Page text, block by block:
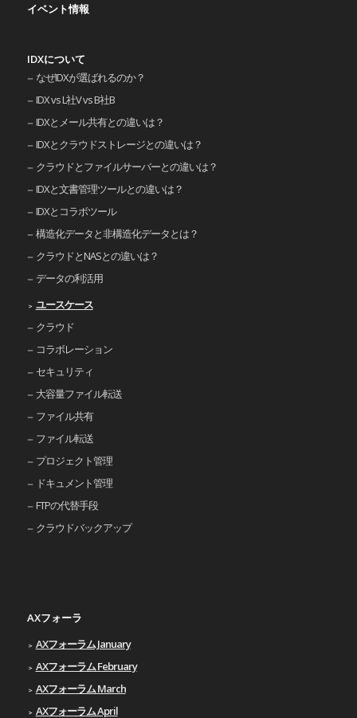
イベント情報
IDXについて
なぜIDXが選ばれるのか？
IDX vs L社V vs B社B
IDXとメール共有との違いは？
IDXとクラウドストレージとの違いは？
クラウドとファイルサーバーとの違いは？
IDXと文書管理ツールとの違いは？
IDXとコラボツール
構造化データと非構造化データとは？
クラウドとNASとの違いは？
データの利活用
ユースケース
クラウド
コラボレーション
セキュリティ
大容量ファイル転送
ファイル共有
ファイル転送
プロジェクト管理
ドキュメント管理
FTPの代替手段
クラウドバックアップ
AXフォーラ
AXフォーラム January
AXフォーラム February
AXフォーラム March
AXフォーラム April